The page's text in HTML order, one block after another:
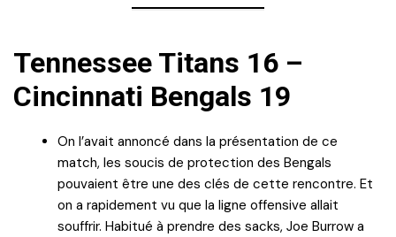
Tennessee Titans 16 –
Cincinnati Bengals 19
On l’avait annoncé dans la présentation de ce
match, les soucis de protection des Bengals
pouvaient être une des clés de cette rencontre. Et
on a rapidement vu que la ligne offensive allait
souffrir. Habitué à prendre des sacks, Joe Burrow a